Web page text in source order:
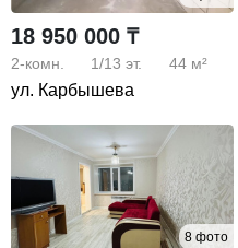
18 950 000 ₸
2-комн. 1/13 эт. 44 м²
ул. Карбышева
8 фото